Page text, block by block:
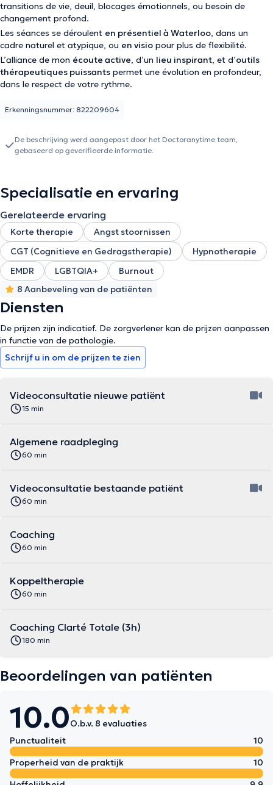
transitions de vie, deuil, blocages émotionnels, ou besoin de
changement profond.
Les séances se déroulent en présentiel à Waterloo, dans un
cadre naturel et atypique, ou en visio pour plus de flexibilité.
L’alliance de mon écoute active, d’un lieu inspirant, et d’outils
thérapeutiques puissants permet une évolution en profondeur,
dans le respect de votre rythme.
Erkenningsnummer: 822209604
De beschrijving werd aangepast door het Doctoranytime team,
gebaseerd op geverifieerde informatie.
Specialisatie en ervaring
Gerelateerde ervaring
Korte therapie
Angst stoornissen
CGT (Cognitieve en Gedragstherapie)
Hypnotherapie
EMDR
LGBTQIA+
Burnout
8 Aanbeveling van de patiënten
Diensten
De prijzen zijn indicatief. De zorgverlener kan de prijzen aanpassen
in functie van de pathologie.
Schrijf u in om de prijzen te zien
Videoconsultatie nieuwe patiënt
15 min
Algemene raadpleging
60 min
Videoconsultatie bestaande patiënt
60 min
Coaching
60 min
Koppeltherapie
60 min
Coaching Clarté Totale (3h)
180 min
Beoordelingen van patiënten
10.0O.b.v. 8 evaluaties
Punctualiteit
10
Properheid van de praktijk
10